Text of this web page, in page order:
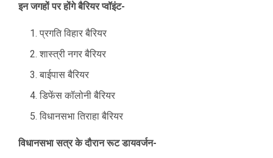
इन जगहों पर होंगे बैरियर प्वॉइंट-
प्रगति विहार बैरियर
शास्त्री नगर बैरियर
बाईपास बैरियर
डिफेंस कॉलोनी बैरियर
विधानसभा तिराहा बैरियर
विधानसभा सत्र के दौरान रूट डायवर्जन-